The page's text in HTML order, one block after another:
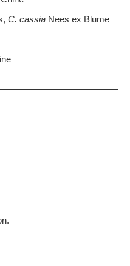
C. cassia Nees ex Blume